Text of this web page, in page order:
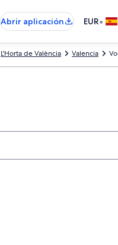
Abrir aplicación
EUR•
Valencia
L'Horta de València